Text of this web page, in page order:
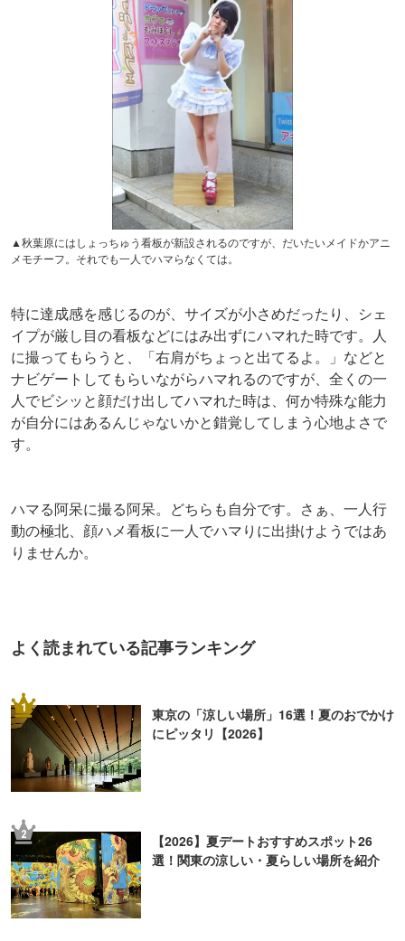
▲秋葉原にはしょっちゅう看板が新設されるのですが、だいたいメイドかアニ
メモチーフ。それでも一人でハマらなくては。
特に達成感を感じるのが、サイズが小さめだったり、シェ
イプが厳し目の看板などにはみ出ずにハマれた時です。人
に撮ってもらうと、「右肩がちょっと出てるよ。」などと
ナビゲートしてもらいながらハマれるのですが、全くの一
人でビシッと顔だけ出してハマれた時は、何か特殊な能力
が自分にはあるんじゃないかと錯覚してしまう心地よさで
す。
ハマる阿呆に撮る阿呆。どちらも自分です。さぁ、一人行
動の極北、顔ハメ看板に一人でハマりに出掛けようではあ
りませんか。
よく読まれている記事ランキング
1
東京の「涼しい場所」16選！夏のおでかけ
にピッタリ【2026】
2
【2026】夏デートおすすめスポット26
選！関東の涼しい・夏らしい場所を紹介